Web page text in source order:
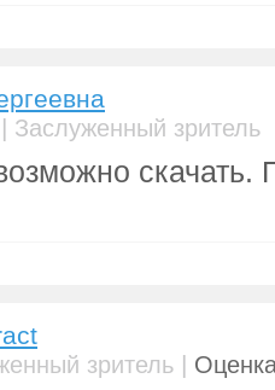
| Заслуженный зритель
скачать.
зритель |